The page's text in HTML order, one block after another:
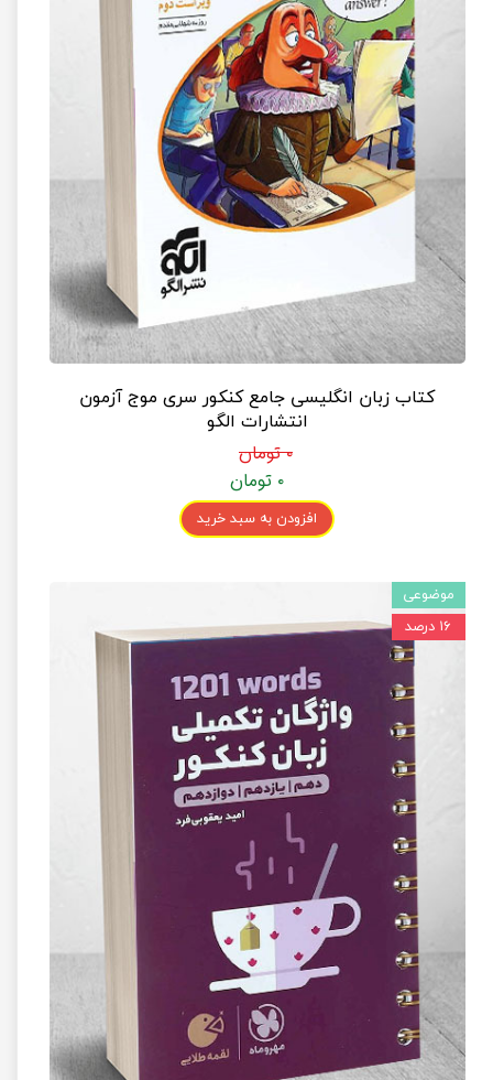
کتاب زبان انگلیسی جامع کنکور سری موج آزمون
انتشارات الگو
۰ تومان
۰ تومان
افزودن به سبد خرید
موضوعی
۱۶ درصد